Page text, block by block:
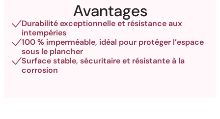
Avantages
Durabilité exceptionnelle et résistance aux
intempéries
100 % imperméable, idéal pour protéger l’espace
sous le plancher
Surface stable, sécuritaire et résistante à la
corrosion